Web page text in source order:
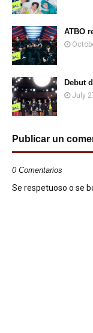
ATBO
Debut
July
Publicar un
0 Comentarios
Se respetuoso o se